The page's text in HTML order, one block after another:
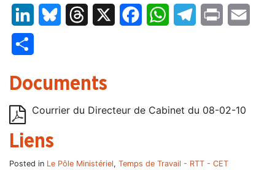
LinkedInBluesky Threads FacebookWhatsAppTelegram
Print
Documents
Courrier du Directeur de Cabinet du 08-02-10
Liens
Posted in Le Pôle Ministériel, Temps de Travail - RTT - CET